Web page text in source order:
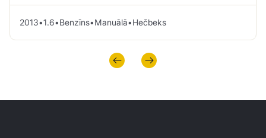
2013•1.6•Benzīns•Manuālā•Hečbeks